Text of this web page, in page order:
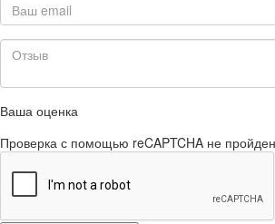
Ваша оценка
Проверка с помощью reCAPTCHA не